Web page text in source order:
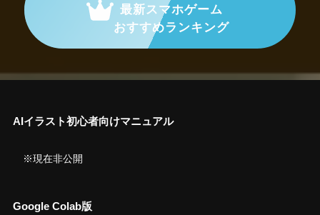
最新スマホゲーム
おすすめランキング
AIイラスト初心者向けマニュアル
※現在非公開
Google Colab版